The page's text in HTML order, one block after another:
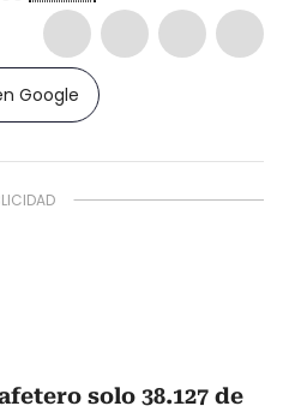
Google
solo 38.127 de